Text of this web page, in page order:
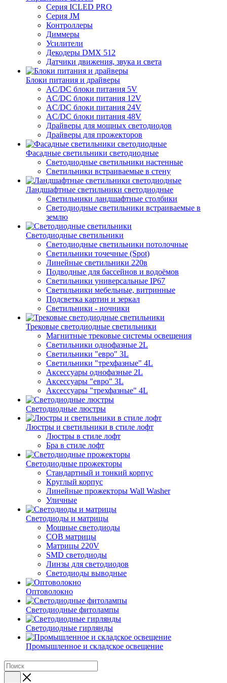
Серия ICLED PRO
Серия JM
Контроллеры
Диммеры
Усилители
Декодеры DMX 512
Датчики движения, звука и света
Блоки питания и драйверы
AC/DC блоки питания 5V
AC/DC блоки питания 12V
AC/DC блоки питания 24V
AC/DC блоки питания 48V
Драйверы для мощных светодиодов
Драйверы для прожекторов
Фасадные светильники светодиодные
Светодиодные светильники настенные
Светильники встраиваемые в стену
Ландшафтные светильники светодиодные
Светильники ландшафтные столбики
Светодиодные светильники встраиваемые в
землю
Светодиодные светильники
Светодиодные светильники потолочные
Светильники точечные (Spot)
Линейные светильники 220в
Подводные для бассейнов и водоёмов
Светильники универсальные IP67
Светильники мебельные, витринные
Подсветка картин и зеркал
Светильники - ночники
Трековые светодиодные светильники
Магнитные трековые системы освещения
Светильники однофазные 2L
Светильники "евро" 3L
Светильники "трехфазные" 4L
Аксессуары однофазные 2L
Аксессуары "евро" 3L
Аксессуары "трехфазные" 4L
Светодиодные люстры
Люстры и светильники в стиле лофт
Люстры в стиле лофт
Бра в стиле лофт
Светодиодные прожекторы
Стандартный и тонкий корпус
Круглый корпус
Линейные прожекторы Wall Washer
Уличные
Светодиоды и матрицы
Мощные светодиоды
COB матрицы
Матрицы 220V
SMD светодиоды
Линзы для светодиодов
Светодиоды выводные
Оптоволокно
Светодиодные фитолампы
Светодиодные гирлянды
Промышленное и складское освещение